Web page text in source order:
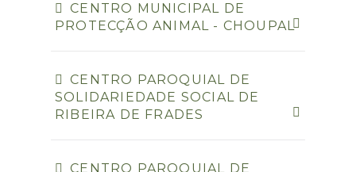
CENTRO MUNICIPAL DE
PROTECÇÃO ANIMAL - CHOUPAL
CENTRO PAROQUIAL DE
SOLIDARIEDADE SOCIAL DE
RIBEIRA DE FRADES
CENTRO PAROQUIAL DE